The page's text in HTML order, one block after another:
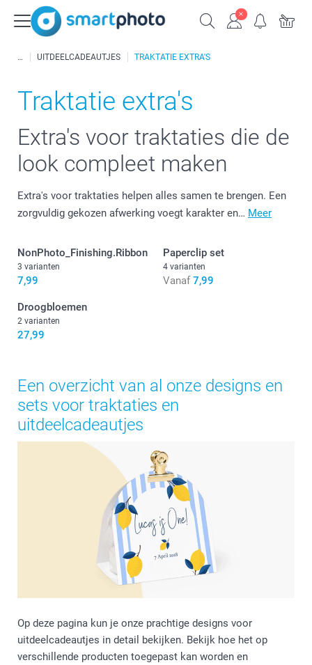
UITDEELCADEAUTJES TRAKTATIE EXTRA'S
Traktatie extra's
Extra's voor traktaties die de
look compleet maken
Extra's voor traktaties helpen alles samen te brengen. Een
zorgvuldig gekozen afwerking voegt karakter en… Meer
NonPhoto_Finishing.Ribbon
3 varianten
7,99
Paperclip set
4 varianten
Vanaf 7,99
Droogbloemen
2 varianten
27,99
Een overzicht van al onze designs en
sets voor traktaties en
uitdeelcadeautjes
Op deze pagina kun je onze prachtige designs voor
uitdeelcadeautjes in detail bekijken. Bekijk hoe het op
verschillende producten toegepast kan worden en